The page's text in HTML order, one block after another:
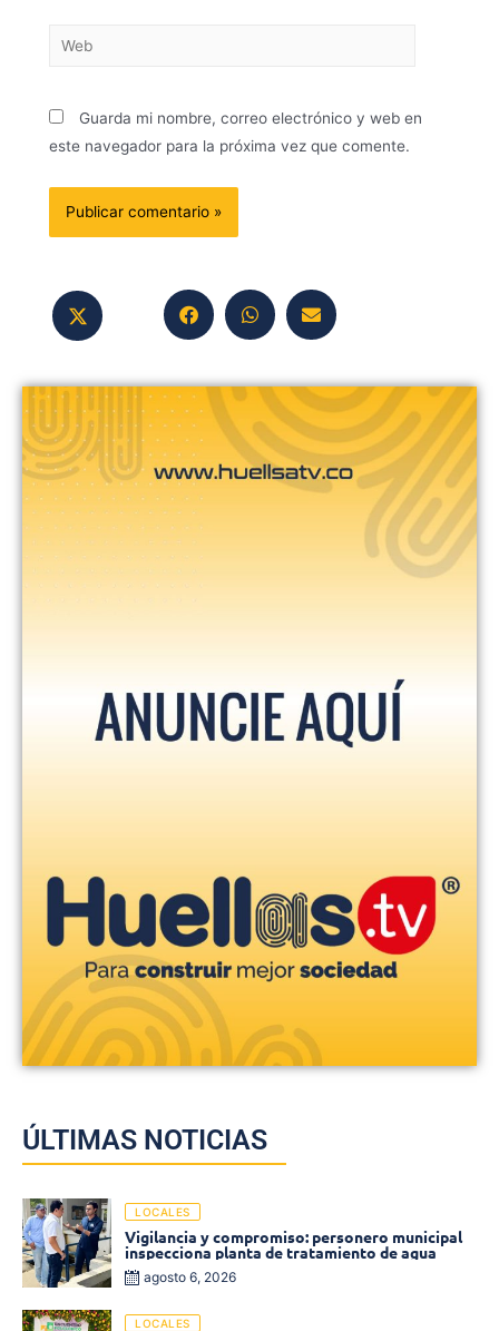
Guarda mi nombre, correo electrónico y web en
este navegador para la próxima vez que comente.
ÚLTIMAS NOTICIAS
LOCALES
Vigilancia y compromiso: personero municipal
inspecciona planta de tratamiento de agua
agosto 6, 2026
LOCALES